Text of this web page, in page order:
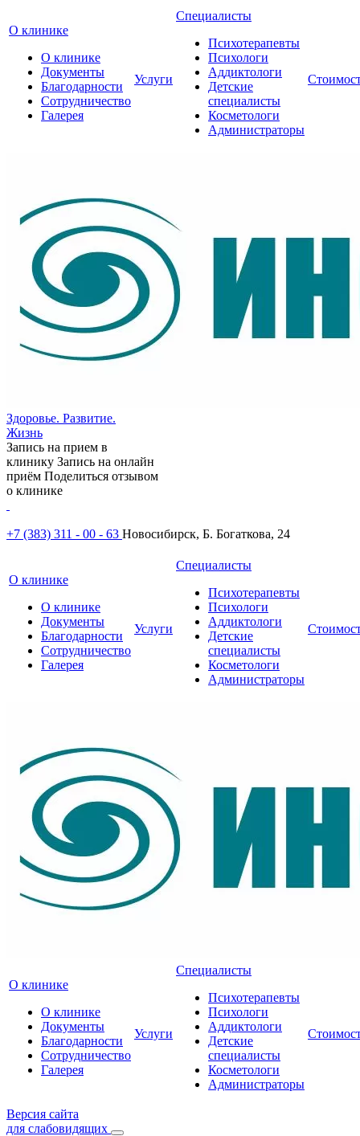
О клинике
О клинике
Документы
Благодарности
Сотрудничество
Галерея
Услуги
Специалисты
Психотерапевты
Психологи
Аддиктологи
Детские
специалисты
Косметологи
Администраторы
Здоровье. Развитие.
Жизнь
Запись на прием в
клинику Запись на онлайн
приём Поделиться отзывом
о клинике
+7 (383) 311 - 00 - 63 Новосибирск, Б. Богаткова, 24
О клинике
О клинике
Документы
Благодарности
Сотрудничество
Галерея
Услуги
Специалисты
Психотерапевты
Психологи
Аддиктологи
Детские
специалисты
Косметологи
Администраторы
О клинике
О клинике
Документы
Благодарности
Сотрудничество
Галерея
Услуги
Специалисты
Психотерапевты
Психологи
Аддиктологи
Детские
специалисты
Косметологи
Администраторы
Версия сайта
для слабовидящих